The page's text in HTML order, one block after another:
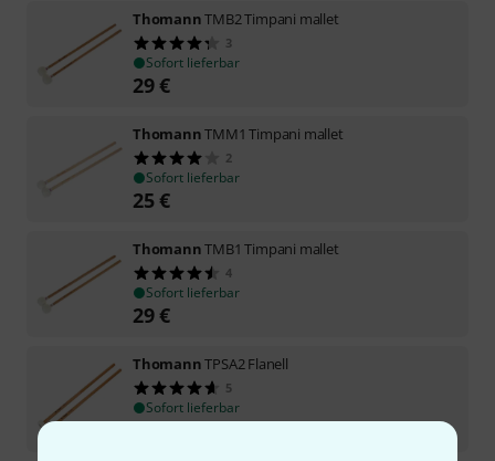
ThomannTMB2 Timpani mallet
3
Sofort lieferbar
29€
ThomannTMM1 Timpani mallet
2
Sofort lieferbar
25€
ThomannTMB1 Timpani mallet
4
Sofort lieferbar
29€
ThomannTPSA2 Flanell
5
Sofort lieferbar
75€